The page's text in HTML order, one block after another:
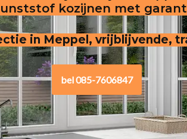
kozijnen met
in Meppel, vrijblijvende,
bel 085-7606847